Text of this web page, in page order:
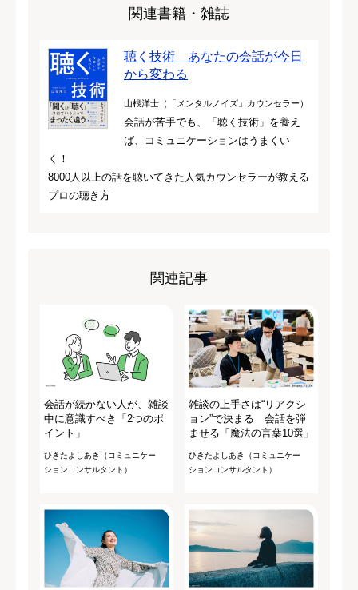
関連書籍・雑誌
聴く技術 あなたの会話が今日
から変わる
山根洋士（「メンタルノイズ」カウンセラー）
会話が苦手でも、「聴く技術」を養え
ば、コミュニケーションはうまくい
く！
8000人以上の話を聴いてきた人気カウンセラーが教える
プロの聴き方
関連記事
会話が続かない人が、雑談
中に意識すべき「2つのポ
イント」
ひきたよしあき（コミュニケー
ションコンサルタント）
雑談の上手さは“リアクシ
ョン”で決まる 会話を弾
ませる「魔法の言葉10選」
ひきたよしあき（コミュニケー
ションコンサルタント）